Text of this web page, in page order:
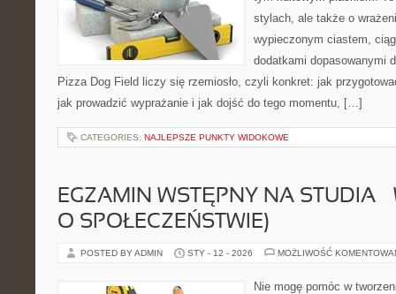
stylach, ale także o
wypieczonym ciastem,
dodatkami dopasowanymi
Pizza Dog Field liczy się rzemiosło, czyli konkret: jak
jak prowadzić wyprażanie i jak dojść do tego momentu, […]
CATEGORIES: NAJLEPSZE PUNKTY WIDOKOWE
EGZAMIN WSTĘPNY NA STUDIA
O SPOŁECZEŃSTWIE)
POSTED BY ADMIN STY - 12 - 2026 MOŻLIWOŚĆ
Nie mogę pomóc w